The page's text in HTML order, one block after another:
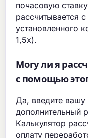
почасовую
рассчитывается
установленного
1,5x).
Могу ли я
с помощью
Да, введите вашу
дополнительный
Калькулятор
оплату